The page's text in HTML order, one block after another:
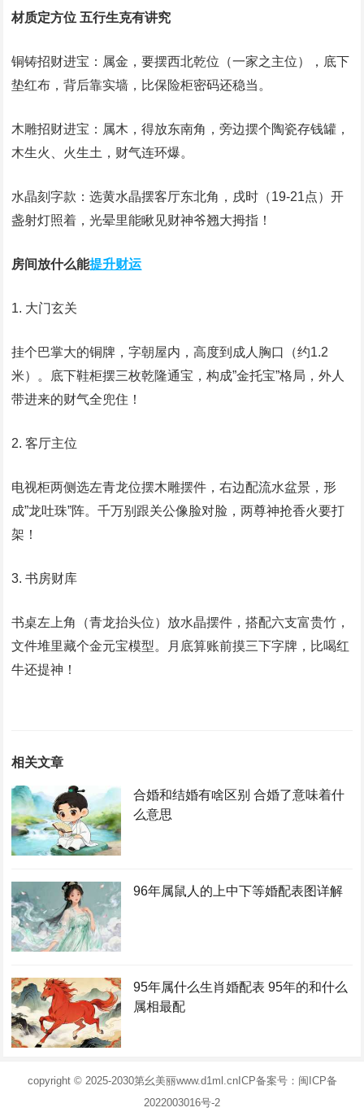
材质定方位 五行生克有讲究
铜铸招财进宝：属金，要摆西北乾位（一家之主位），底下
垫红布，背后靠实墙，比保险柜密码还稳当。
木雕招财进宝：属木，得放东南角，旁边摆个陶瓷存钱罐，
木生火、火生土，财气连环爆。
水晶刻字款：选黄水晶摆客厅东北角，戌时（19-21点）开
盏射灯照着，光晕里能瞅见财神爷翘大拇指！
房间放什么能提升财运
1. 大门玄关
挂个巴掌大的铜牌，字朝屋内，高度到成人胸口（约1.2
米）。底下鞋柜摆三枚乾隆通宝，构成”金托宝”格局，外人
带进来的财气全兜住！
2. 客厅主位
电视柜两侧选左青龙位摆木雕摆件，右边配流水盆景，形
成”龙吐珠”阵。千万别跟关公像脸对脸，两尊神抢香火要打
架！
3. 书房财库
书桌左上角（青龙抬头位）放水晶摆件，搭配六支富贵竹，
文件堆里藏个金元宝模型。月底算账前摸三下字牌，比喝红
牛还提神！
相关文章
合婚和结婚有啥区别 合婚了意味着什
么意思
96年属鼠人的上中下等婚配表图详解
95年属什么生肖婚配表 95年的和什么
属相最配
copyright © 2025-2030第幺美丽www.d1ml.cnICP备案号：闽ICP备
2022003016号-2